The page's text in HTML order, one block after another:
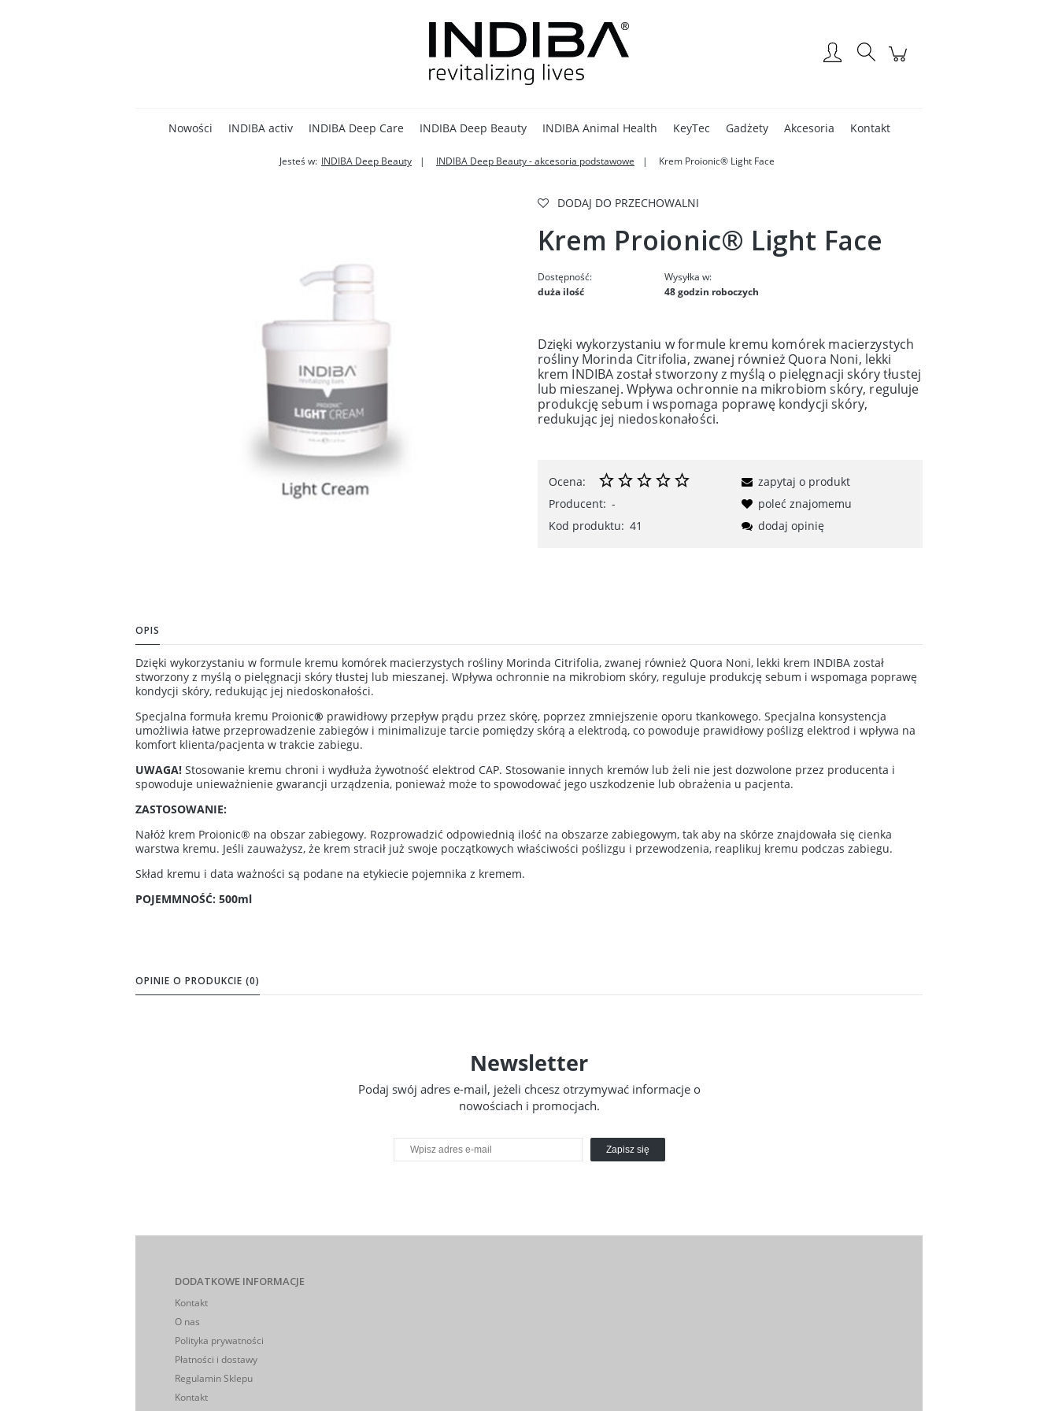
Nowości INDIBA activ INDIBA Deep Care INDIBA Deep Beauty INDIBA Animal Health KeyTec Gadżety Akcesoria Kontakt
Jesteś w: INDIBA Deep Beauty INDIBA Deep Beauty - akcesoria podstawowe Krem Proionic® Light Face
DODAJ DO PRZECHOWALNI
Krem Proionic® Light Face
Dostępność:
duża ilość
Wysyłka w:
48 godzin roboczych
Dzięki wykorzystaniu w formule kremu komórek macierzystych
rośliny Morinda Citrifolia, zwanej również Quora Noni, lekki
krem INDIBA został stworzony z myślą o pielęgnacji skóry tłustej
lub mieszanej. Wpływa ochronnie na mikrobiom skóry, reguluje
produkcję sebum i wspomaga poprawę kondycji skóry,
redukując jej niedoskonałości.
Ocena:
Producent: -
Kod produktu: 41
zapytaj o produkt
poleć znajomemu
dodaj opinię
OPIS
Dzięki wykorzystaniu w formule kremu komórek macierzystych rośliny Morinda Citrifolia, zwanej również Quora Noni, lekki krem INDIBA został
stworzony z myślą o pielęgnacji skóry tłustej lub mieszanej. Wpływa ochronnie na mikrobiom skóry, reguluje produkcję sebum i wspomaga poprawę
kondycji skóry, redukując jej niedoskonałości.
Specjalna formuła kremu Proionic® prawidłowy przepływ prądu przez skórę, poprzez zmniejszenie oporu tkankowego. Specjalna konsystencja
umożliwia łatwe przeprowadzenie zabiegów i minimalizuje tarcie pomiędzy skórą a elektrodą, co powoduje prawidłowy poślizg elektrod i wpływa na
komfort klienta/pacjenta w trakcie zabiegu.
UWAGA! Stosowanie kremu chroni i wydłuża żywotność elektrod CAP. Stosowanie innych kremów lub żeli nie jest dozwolone przez producenta i
spowoduje unieważnienie gwarancji urządzenia, ponieważ może to spowodować jego uszkodzenie lub obrażenia u pacjenta.
ZASTOSOWANIE:
Nałóż krem Proionic® na obszar zabiegowy. Rozprowadzić odpowiednią ilość na obszarze zabiegowym, tak aby na skórze znajdowała się cienka
warstwa kremu. Jeśli zauważysz, że krem stracił już swoje początkowych właściwości poślizgu i przewodzenia, reaplikuj kremu podczas zabiegu.
Skład kremu i data ważności są podane na etykiecie pojemnika z kremem.
POJEMMNOŚĆ: 500ml
OPINIE O PRODUKCIE (0)
Newsletter
Podaj swój adres e-mail, jeżeli chcesz otrzymywać informacje o
nowościach i promocjach.
Zapisz się
DODATKOWE INFORMACJE
Kontakt
O nas
Polityka prywatności
Płatności i dostawy
Regulamin Sklepu
Kontakt